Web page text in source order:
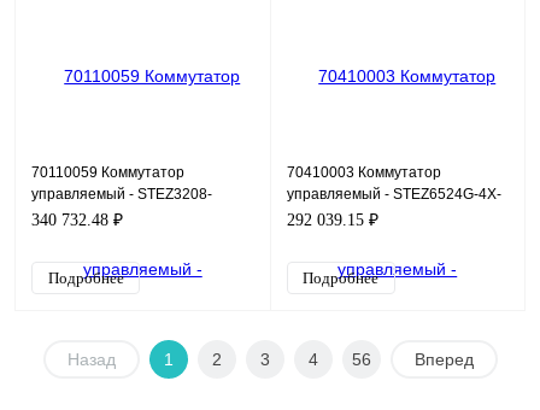
70110059 Коммутатор
управляемый - STEZ3208-
4GSFP-HV
340 732.48 ₽
Подробнее
70410003 Коммутатор
управляемый - STEZ6524G-4X-
POE
292 039.15 ₽
Подробнее
Назад 1 2 3 4 56 Вперед